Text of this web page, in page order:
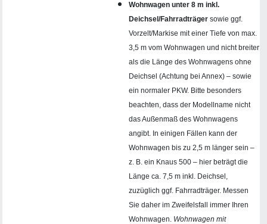
Wohnwagen unter 8 m inkl.
Deichsel/Fahrradträger sowie ggf.
Vorzelt/Markise mit einer Tiefe von max.
3,5 m vom Wohnwagen und nicht breiter
als die Länge des Wohnwagens ohne
Deichsel (Achtung bei Annex) – sowie
ein normaler PKW. Bitte besonders
beachten, dass der Modellname nicht
das Außenmaß des Wohnwagens
angibt. In einigen Fällen kann der
Wohnwagen bis zu 2,5 m länger sein –
z. B. ein Knaus 500 – hier beträgt die
Länge ca. 7,5 m inkl. Deichsel,
zuzüglich ggf. Fahrradträger. Messen
Sie daher im Zweifelsfall immer Ihren
Wohnwagen. Wohnwagen mit